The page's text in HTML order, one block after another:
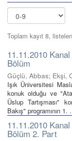
Toplam kayıt 8,
11.11.2010
Bölüm
Güçlü, Abbas; Ekşi,
Işık Üniversitesi
konuk olduğu ve
Üslup Tartışması"
Bakış" programının 1.
11.11.2010
Bölüm 2. Part